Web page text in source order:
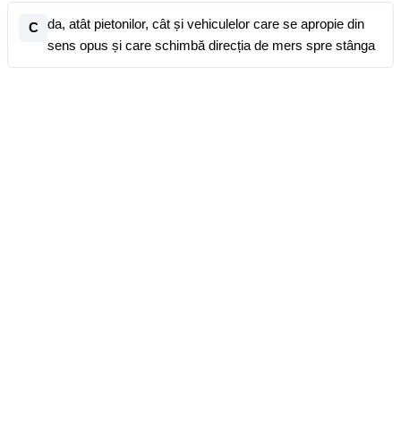
C
da, atât pietonilor, cât și vehiculelor care se apropie din
sens opus și care schimbă direcția de mers spre stânga